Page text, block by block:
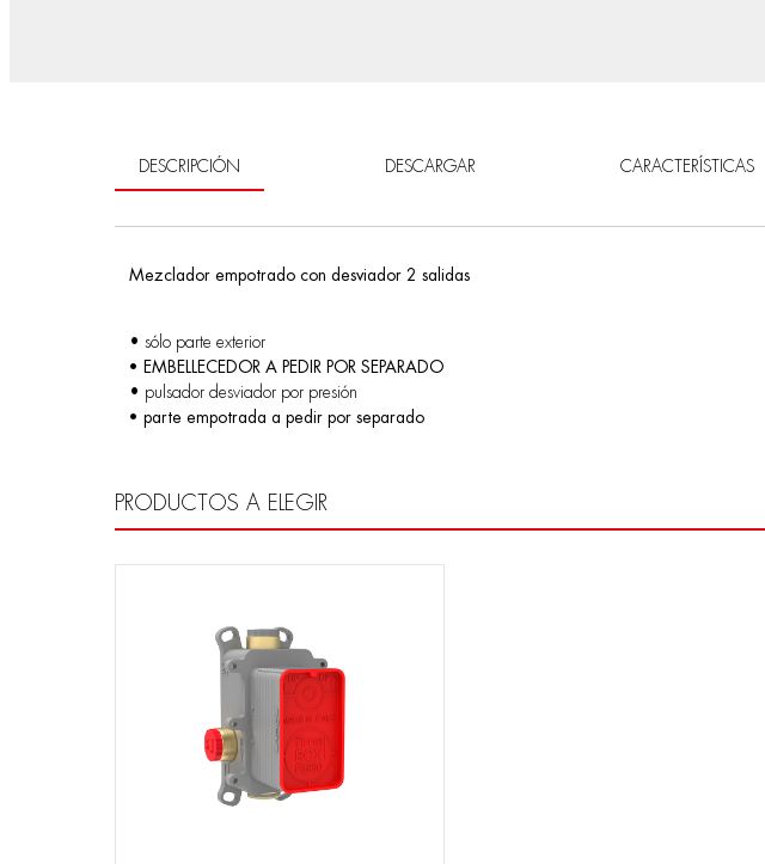
DESCRIPCIÓN DESCARGAR CARACTERÍSTICAS
Mezclador empotrado con desviador 2 salidas
• sólo parte exterior
• EMBELLECEDOR A PEDIR POR SEPARADO
• pulsador desviador por presión
• parte empotrada a pedir por separado
PRODUCTOS A ELEGIR